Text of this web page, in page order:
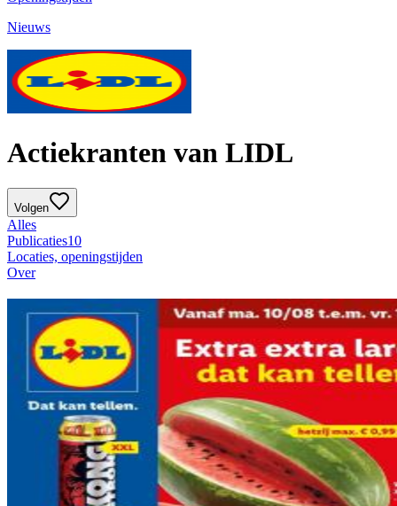
Nieuws
Actiekranten van LIDL
Volgen
Alles
Publicaties10
Locaties, openingstijden
Over